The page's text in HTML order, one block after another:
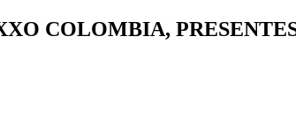
COLOMBIA,